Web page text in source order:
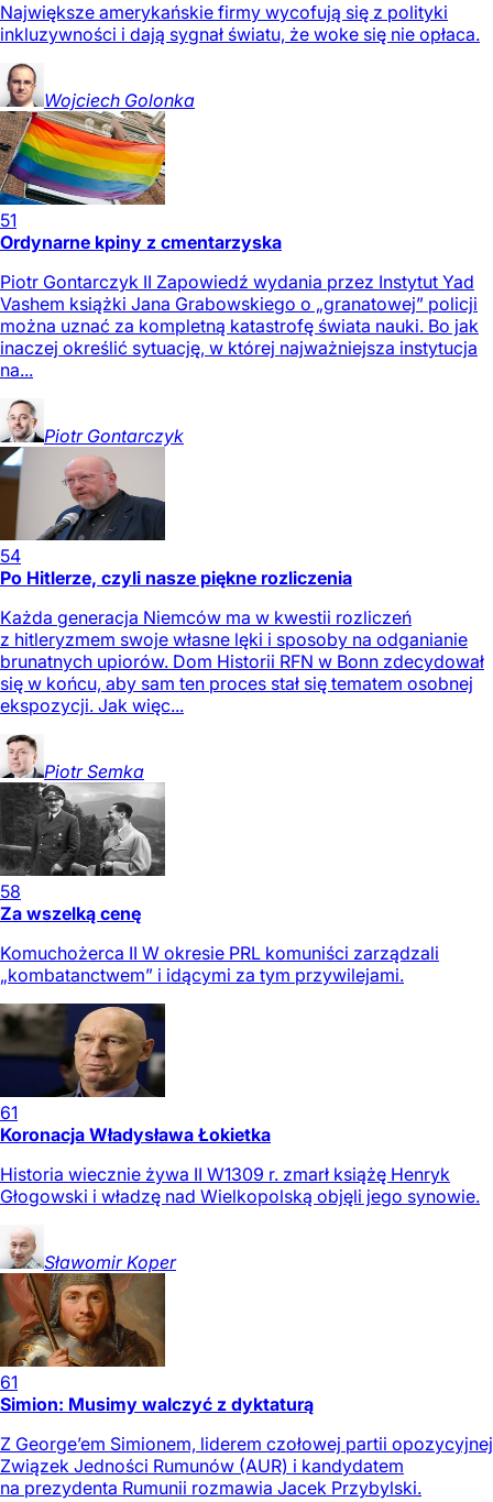
Największe amerykańskie firmy wycofują się z polityki
inkluzywności i dają sygnał światu, że woke się nie opłaca.
Wojciech Golonka
51
Ordynarne kpiny z cmentarzyska
Piotr Gontarczyk II Zapowiedź wydania przez Instytut Yad
Vashem książki Jana Grabowskiego o „granatowej” policji
można uznać za kompletną katastrofę świata nauki. Bo jak
inaczej określić sytuację, w której najważniejsza instytucja
na...
Piotr Gontarczyk
54
Po Hitlerze, czyli nasze piękne rozliczenia
Każda generacja Niemców ma w kwestii rozliczeń
z hitleryzmem swoje własne lęki i sposoby na odganianie
brunatnych upiorów. Dom Historii RFN w Bonn zdecydował
się w końcu, aby sam ten proces stał się tematem osobnej
ekspozycji. Jak więc...
Piotr Semka
58
Za wszelką cenę
Komuchożerca II W okresie PRL komuniści zarządzali
„kombatanctwem” i idącymi za tym przywilejami.
61
Koronacja Władysława Łokietka
Historia wiecznie żywa II W1309 r. zmarł książę Henryk
Głogowski i władzę nad Wielkopolską objęli jego synowie.
Sławomir Koper
61
Simion: Musimy walczyć z dyktaturą
Z George’em Simionem, liderem czołowej partii opozycyjnej
Związek Jedności Rumunów (AUR) i kandydatem
na prezydenta Rumunii rozmawia Jacek Przybylski.